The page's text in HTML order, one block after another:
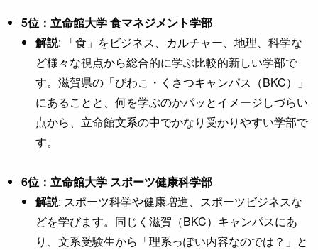
5位：立命館大学 食マネジメント学部
解説: 「食」をビジネス、カルチャー、地理、科学な
ど様々な視点から総合的に学ぶ比較的新しい学部で
す。滋賀県の「びわこ・くさつキャンパス（BKC）」
にあることと、何を学ぶのかパッとイメージしづらい
点から、立命館文系の中でかなり受かりやすい学部で
す。
6位：立命館大学 スポーツ健康科学部
解説: スポーツ科学や健康増進、スポーツビジネスな
どを学びます。同じく滋賀（BKC）キャンパスにあ
り、文系受験生から「理系っぽい内容なのでは？」と